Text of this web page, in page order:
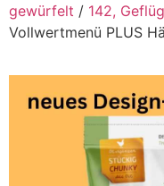
gewürfelt / 142,
Vollwertmenü PLUS